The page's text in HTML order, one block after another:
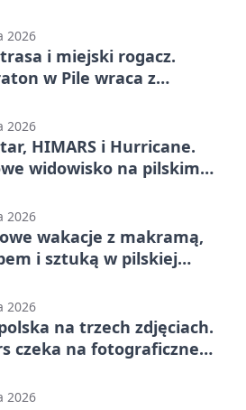
2026
trasa i miejski rogacz.
w Pile wraca z
2026
HIMARS i Hurricane.
widowisko na pilskim
2026
wakacje z makramą,
i sztuką w pilskiej
2026
na trzech zdjęciach.
czeka na fotograficzne
2026